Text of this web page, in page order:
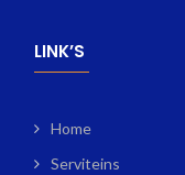
LINK’S
Home
Serviteins